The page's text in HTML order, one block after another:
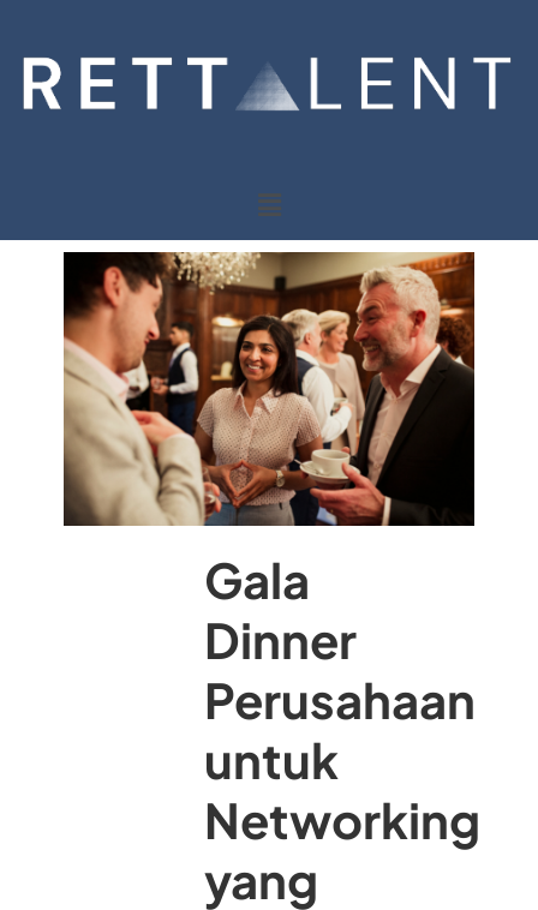
Gala
Dinner
Perusahaan
untuk
Networking
yang